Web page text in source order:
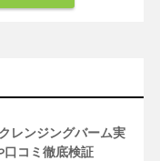
レンジングバーム実
口コミ徹底検証